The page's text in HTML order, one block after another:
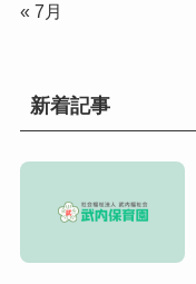
« 7月
新着記事